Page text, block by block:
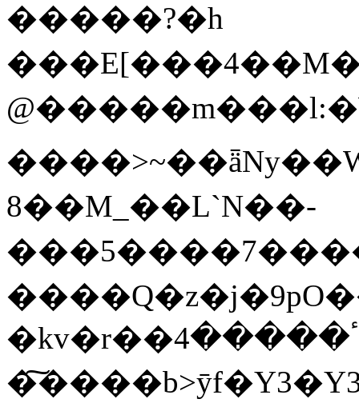
�����?�h
@�����
����>~��ǟ
8��M_��L`N��-
�kv�r��ٴ�����4ē��kd\����R璦̀